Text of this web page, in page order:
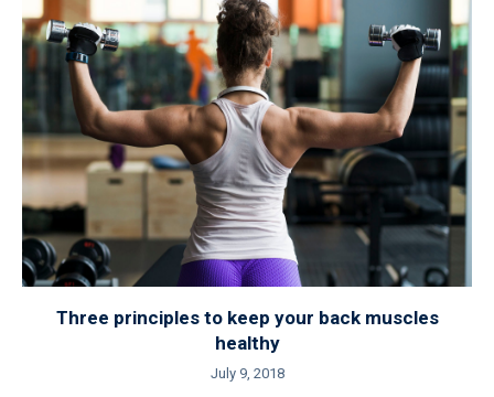
Three principles to keep your back muscles
healthy
July 9, 2018